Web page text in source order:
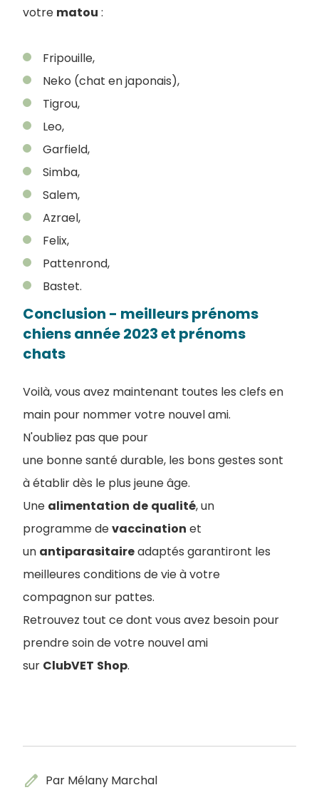
votre matou :
Fripouille,
Neko (chat en japonais),
Tigrou,
Leo,
Garfield,
Simba,
Salem,
Azrael,
Felix,
Pattenrond,
Bastet.
Conclusion - meilleurs prénoms
chiens année 2023 et prénoms
chats
Voilà, vous avez maintenant toutes les clefs en
main pour nommer votre nouvel ami.
N'oubliez pas que pour
une bonne santé durable, les bons gestes sont
à établir dès le plus jeune âge.
Une alimentation de qualité, un
programme devaccination et
un antiparasitaireadaptés garantiront les
meilleures conditions de vie à votre
compagnon sur pattes.
Retrouvez tout ce dont vous avez besoin pour
prendre soin de votre nouvel ami
sur ClubVET Shop.
edit Par Mélany Marchal